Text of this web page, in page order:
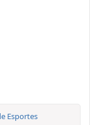
Esportes